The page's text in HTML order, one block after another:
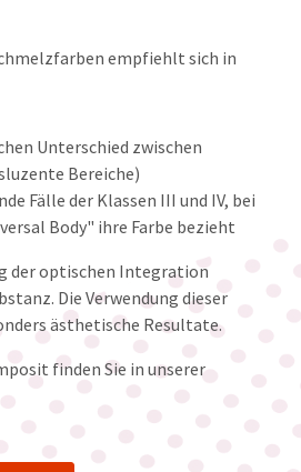
empfiehlt sich in
Unterschied zwischen
Bereiche)
Fälle der Klassen III und IV, bei
Body" ihre Farbe bezieht
der optischen Integration
Die Verwendung dieser
ästhetische Resultate.
finden Sie in unserer